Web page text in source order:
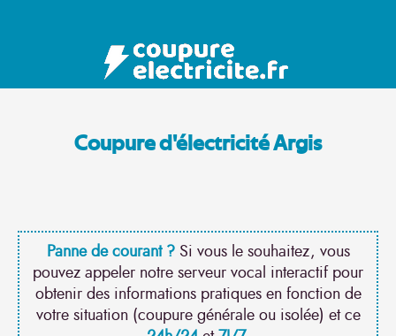
Coupure d'électricité Argis
Panne de courant ?Si vous le souhaitez, vous
pouvez appeler notre serveur vocal interactif pour
obtenir des informations pratiques en fonction de
votre situation (coupure générale ou isolée) et ce